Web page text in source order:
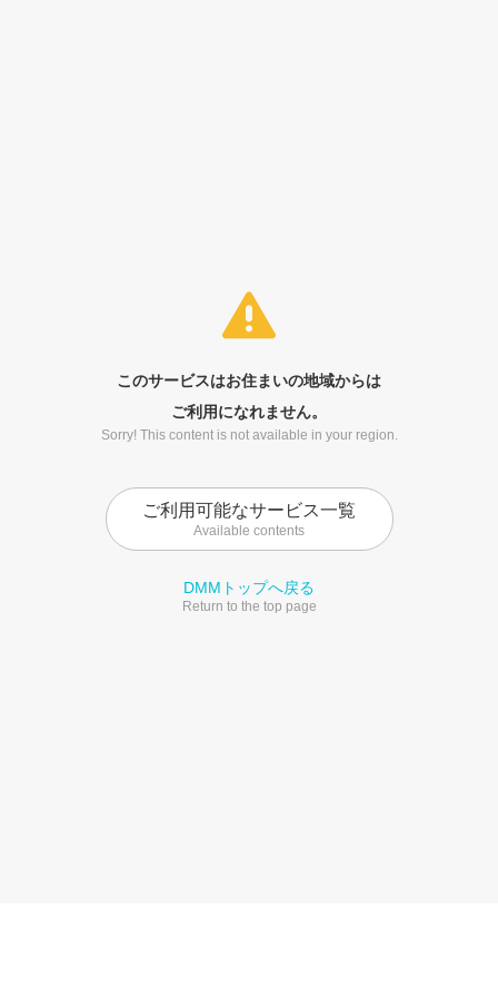
このサービスはお住まいの地域からは
ご利用になれません。
Sorry! This content is not available in your region.
ご利用可能なサービス一覧
Available contents
DMMトップへ戻る
Return to the top page